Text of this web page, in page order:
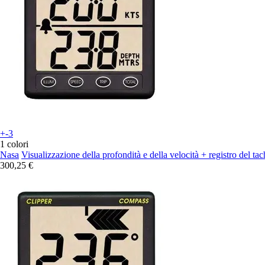
+-3
1 colori
Nasa Visualizzazione della profondità e della velocità + registro del
300,25 €